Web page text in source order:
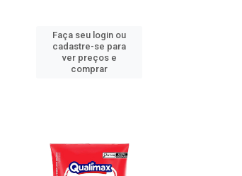
Faça seu login ou
cadastre-se para
ver preços e
comprar